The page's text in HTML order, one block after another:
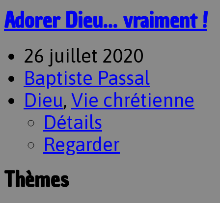
Adorer Dieu… vraiment !
26 juillet 2020
Baptiste Passal
Dieu, Vie chrétienne
Détails
Regarder
Thèmes